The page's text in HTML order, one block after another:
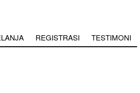
REGISTRASI TESTIMONI